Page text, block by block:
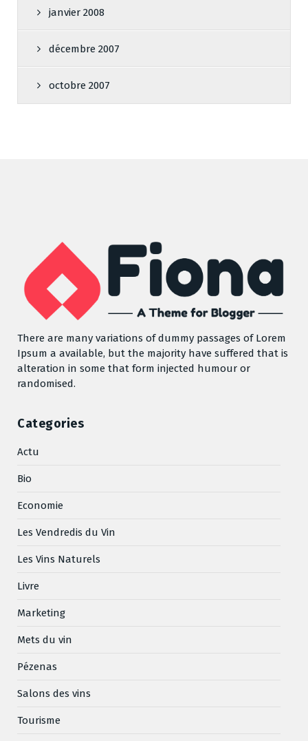
janvier 2008
décembre 2007
octobre 2007
There are many variations of dummy passages of Lorem
Ipsum a available, but the majority have suffered that is
alteration in some that form injected humour or
randomised.
Categories
Actu
Bio
Economie
Les Vendredis du Vin
Les Vins Naturels
Livre
Marketing
Mets du vin
Pézenas
Salons des vins
Tourisme